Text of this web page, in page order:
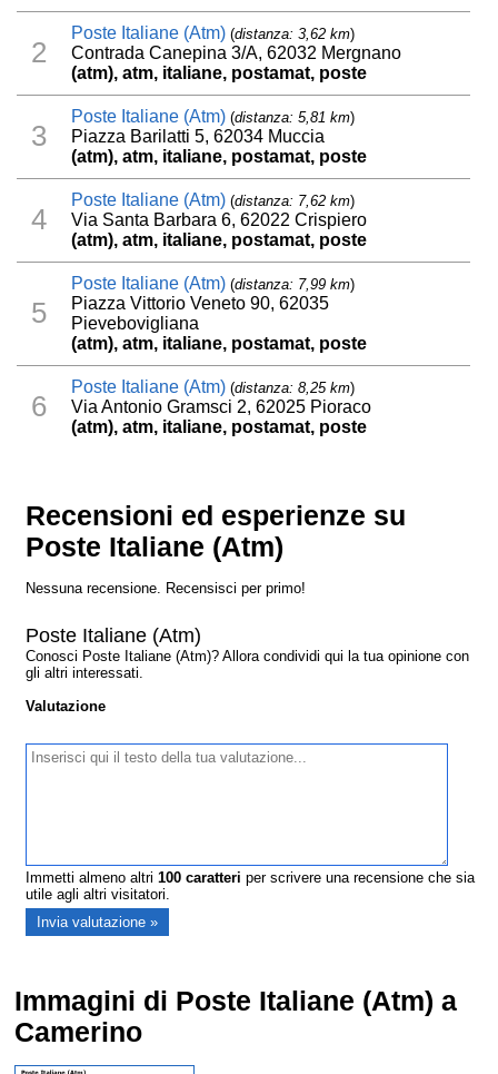
2
Poste Italiane (Atm) (distanza: 3,62 km)
Contrada Canepina 3/A, 62032 Mergnano
(atm), atm, italiane, postamat, poste
3
Poste Italiane (Atm) (distanza: 5,81 km)
Piazza Barilatti 5, 62034 Muccia
(atm), atm, italiane, postamat, poste
4
Poste Italiane (Atm) (distanza: 7,62 km)
Via Santa Barbara 6, 62022 Crispiero
(atm), atm, italiane, postamat, poste
5
Poste Italiane (Atm) (distanza: 7,99 km)
Piazza Vittorio Veneto 90, 62035
Pievebovigliana
(atm), atm, italiane, postamat, poste
6
Poste Italiane (Atm) (distanza: 8,25 km)
Via Antonio Gramsci 2, 62025 Pioraco
(atm), atm, italiane, postamat, poste
Recensioni ed esperienze su
Poste Italiane (Atm)
Nessuna recensione. Recensisci per primo!
Poste Italiane (Atm)
Conosci Poste Italiane (Atm)? Allora condividi qui la tua opinione con
gli altri interessati.
Valutazione
Immetti almeno altri100 caratteri per scrivere una recensione che sia
utile agli altri visitatori.
Immagini di Poste Italiane (Atm) a
Camerino